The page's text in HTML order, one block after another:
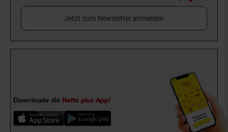
Jetzt zum Newsletter anmelden
Downloade die Netto plus App!